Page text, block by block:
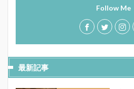
Follow Me
最新記事